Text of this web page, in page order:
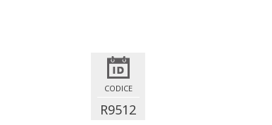
CODICE
R9512